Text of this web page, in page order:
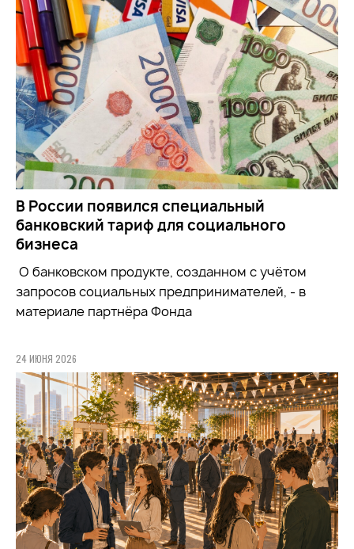
В России появился специальный
банковский тариф для социального
бизнеса
О банковском продукте, созданном с учётом
запросов социальных предпринимателей, - в
материале партнёра Фонда
24 ИЮНЯ 2026